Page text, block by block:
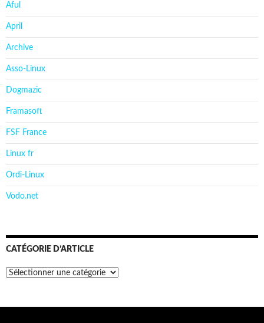
Aful
April
Archive
Asso-Linux
Dogmazic
Framasoft
FSF France
Linux fr
Ordi-Linux
Vodo.net
CATÉGORIE D’ARTICLE
Catégorie